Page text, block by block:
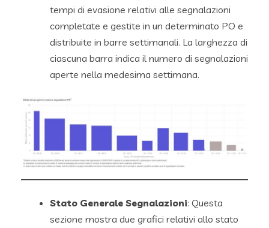
tempi di evasione relativi alle segnalazioni
completate e gestite in un determinato PO e
distribuite in barre settimanali. La larghezza di
ciascuna barra indica il numero di segnalazioni
aperte nella medesima settimana.
Stato Generale Segnalazioni: Questa
sezione mostra due grafici relativi allo stato